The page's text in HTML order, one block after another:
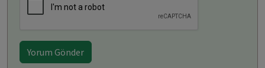
Yorum Gönder